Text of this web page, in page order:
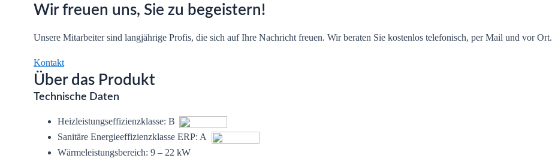
Wir freuen uns, Sie zu begeistern!
Unsere Mitarbeiter sind langjährige Profis, die sich auf Ihre Nachricht freuen. Wir beraten Sie kostenlos telefonisch, per Mail und vor Ort.
Kontakt
Über das Produkt
Technische Daten
Heizleistungseffizienzklasse: B
Sanitäre Energieeffizienzklasse ERP: A
Wärmeleistungsbereich: 9 – 22 kW